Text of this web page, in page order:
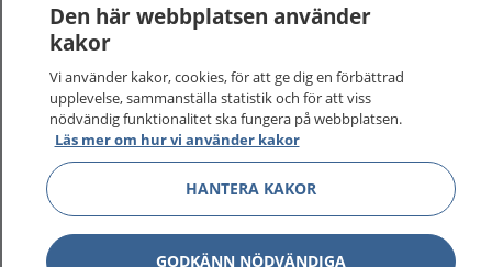
1177 på flera språk
Om 1177
Kontakt Visa
Den här webbplatsen använder
kakor
Vi använder kakor, cookies, för att ge dig en förbättrad
upplevelse, sammanställa statistik och för att viss
nödvändig funktionalitet ska fungera på webbplatsen.
Läs mer om hur vi använder kakor
HANTERA KAKOR
GODKÄNN NÖDVÄNDIGA